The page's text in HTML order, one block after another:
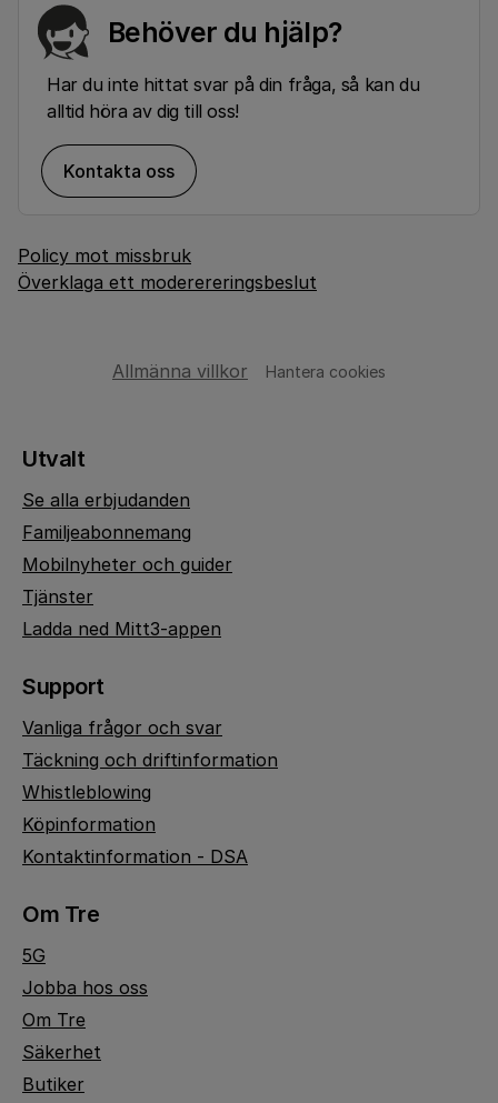
Behöver du hjälp?
Har du inte hittat svar på din fråga, så kan du
alltid höra av dig till oss!
Kontakta oss
Policy mot missbruk
Överklaga ett moderereringsbeslut
Allmänna villkor Hantera cookies
Utvalt
Se alla erbjudanden
Familjeabonnemang
Mobilnyheter och guider
Tjänster
Ladda ned Mitt3-appen
Support
Vanliga frågor och svar
Täckning och driftinformation
Whistleblowing
Köpinformation
Kontaktinformation - DSA
Om Tre
5G
Jobba hos oss
Om Tre
Säkerhet
Butiker